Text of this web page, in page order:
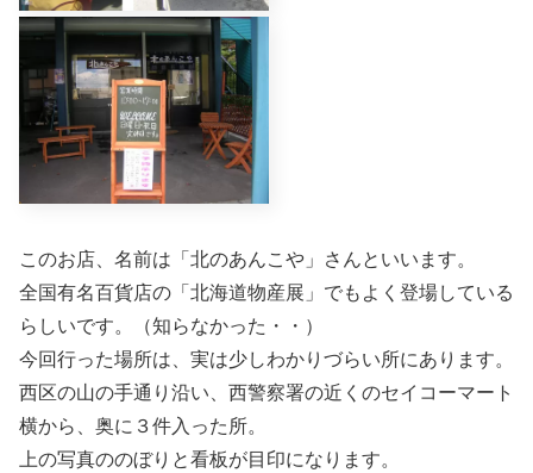
このお店、名前は「北のあんこや」さんといいます。
全国有名百貨店の「北海道物産展」でもよく登場している
らしいです。（知らなかった・・）
今回行った場所は、実は少しわかりづらい所にあります。
西区の山の手通り沿い、西警察署の近くのセイコーマート
横から、奥に３件入った所。
上の写真ののぼりと看板が目印になります。